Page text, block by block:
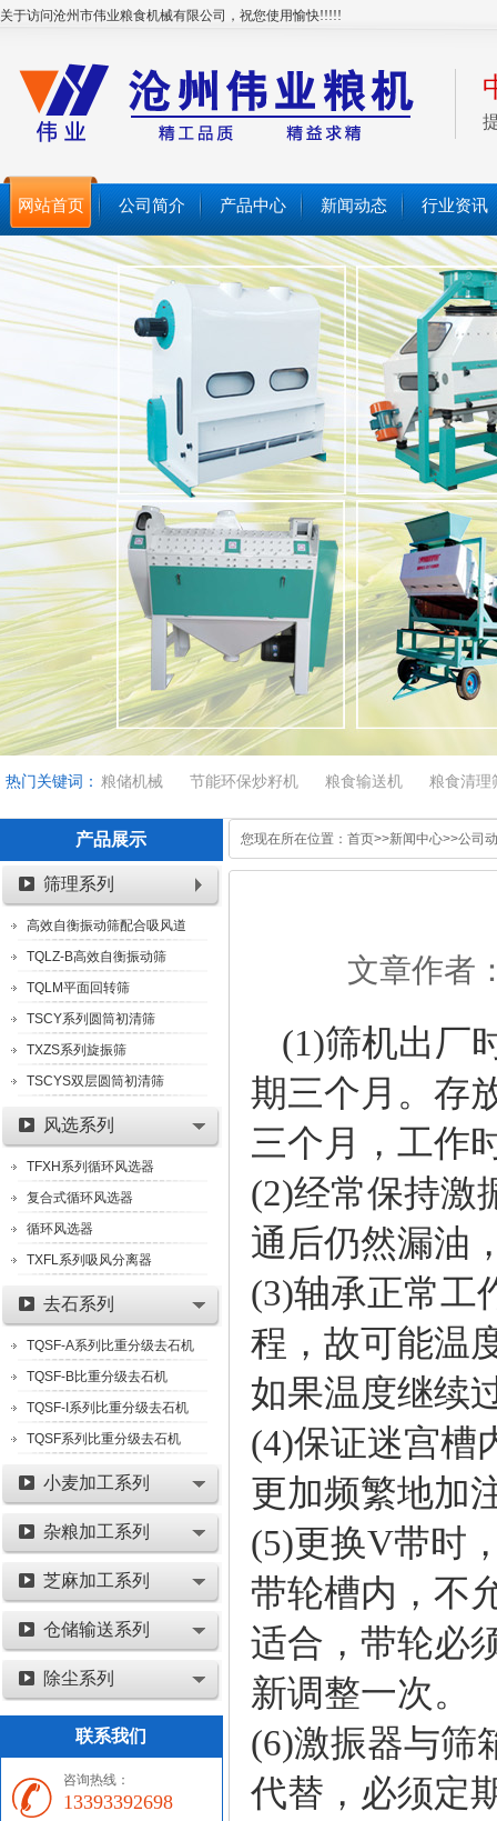
关于访问沧州市伟业粮食机械有限公司，祝您使用愉快!!!!!
网站首页 公司简介 产品中心 新闻动态 行业资讯
热门关键词： 粮储机械 节能环保炒籽机 粮食输送机 粮食清理
产品展示
筛理系列
高效自衡振动筛配合吸风道
TQLZ-B高效自衡振动筛
TQLM平面回转筛
TSCY系列圆筒初清筛
TXZS系列旋振筛
TSCYS双层圆筒初清筛
风选系列
TFXH系列循环风选器
复合式循环风选器
循环风选器
TXFL系列吸风分离器
去石系列
TQSF-A系列比重分级去石机
TQSF-B比重分级去石机
TQSF-I系列比重分级去石机
TQSF系列比重分级去石机
小麦加工系列
杂粮加工系列
芝麻加工系列
仓储输送系列
除尘系列
联系我们
咨询热线：
13393392698
您现在所在位置： 首页>>新闻中心>>公司
文章作者
(1)筛机出厂
期三个月。存
三个月，工作
(2)经常保持激
通后仍然漏油
(3)轴承正常工
程，故可能温
如果温度继续
(4)保证迷宫槽
更加频繁地加
(5)更换V带时
带轮槽内，不
适合，带轮必
新调整一次。
(6)激振器与筛
代替，必须定